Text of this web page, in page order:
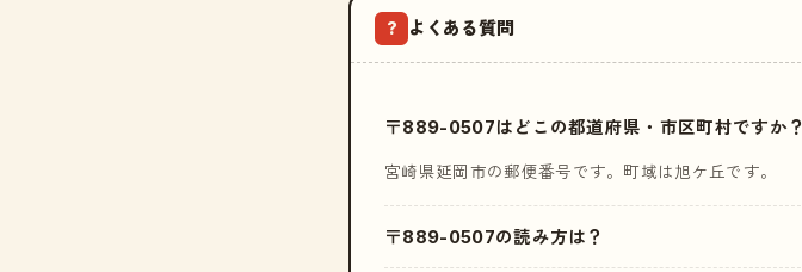
? よくある質問
〒889-0507はどこの都道府県・市区町村ですか？
宮崎県延岡市の郵便番号です。町域は旭ケ丘です。
〒889-0507の読み方は？